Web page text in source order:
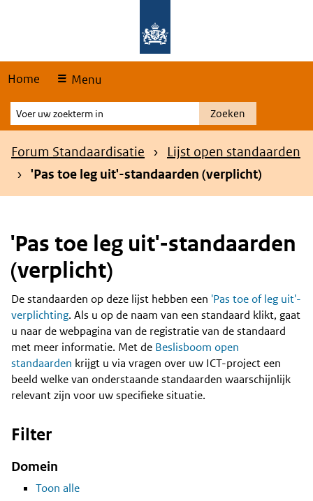
Home Menu
Voer
uw
zoekterm
Zoeken
Kruimelpad
Forum Standaardisatie
Lijst open standaarden
'Pas toe leg uit'-standaarden (verplicht)
'Pas toe leg uit'-standaarden
(verplicht)
Content
De standaarden op deze lijst hebben een 'Pas toe of leg uit'-
verplichting. Als u op de naam van een standaard klikt, gaat
u naar de webpagina van de registratie van de standaard
met meer informatie. Met de Beslisboom open
standaarden krijgt u via vragen over uw ICT-project een
beeld welke van onderstaande standaarden waarschijnlijk
relevant zijn voor uw specifieke situatie.
Filter
Domein
Toon alle